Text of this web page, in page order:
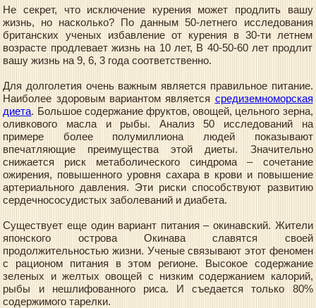
Не секрет, что исключение курения может продлить вашу
жизнь, но насколько? По данным 50-летнего исследования
британских ученых избавление от курения в 30-ти летнем
возрасте продлевает жизнь на 10 лет, В 40-50-60 лет продлит
вашу жизнь на 9, 6, 3 года соответственно.
Для долголетия очень важным является правильное питание.
Наиболее здоровым вариантом является средиземноморская
диета. Большое содержание фруктов, овощей, цельного зерна,
оливкового масла и рыбы. Анализ 50 исследований на
примере более полумиллиона людей показывают
впечатляющие преимущества этой диеты. Значительно
снижается риск метаболического синдрома – сочетание
ожирения, повышенного уровня сахара в крови и повышение
артериального давления. Эти риски способствуют развитию
сердечнососудистых заболеваний и диабета.
Существует еще один вариант питания – окинавский. Жители
японского острова Окинава славятся своей
продолжительностью жизни. Ученые связывают этот феномен
с рационом питания в этом регионе. Высокое содержание
зеленых и желтых овощей с низким содержанием калорий,
рыбы и нешлифованного риса. И съедается только 80%
содержимого тарелки.